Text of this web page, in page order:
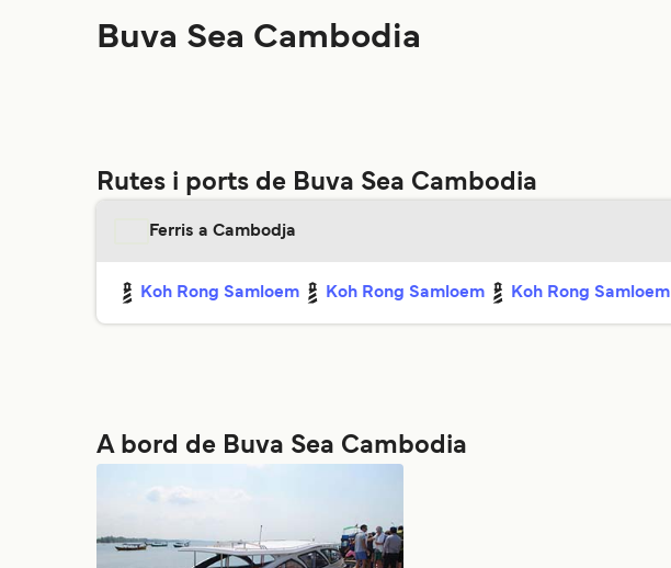
Buva Sea Cambodia
Rutes i ports de Buva Sea Cambodia
Ferris a Cambodja
Koh Rong Samloem Koh Rong Samloem Koh Rong Samloem
A bord de Buva Sea Cambodia